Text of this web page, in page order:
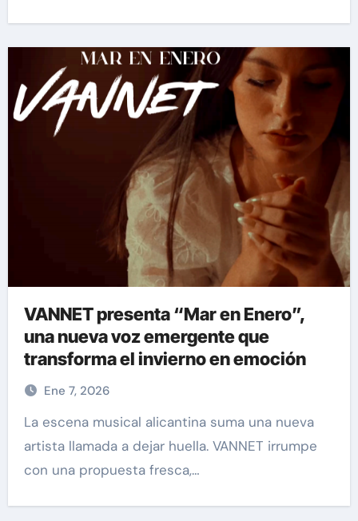
VANNET presenta “Mar en Enero”,
una nueva voz emergente que
transforma el invierno en emoción
Ene 7, 2026
La escena musical alicantina suma una nueva
artista llamada a dejar huella. VANNET irrumpe
con una propuesta fresca,…